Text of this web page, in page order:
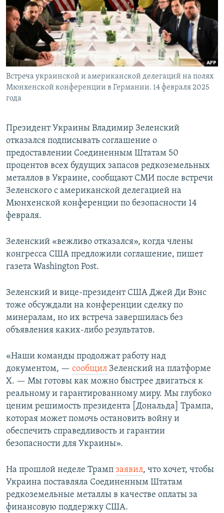
Встреча украинской и американской делегаций на полях
Мюнхенской конференции в Германии. 14 февраля 2025
года
Президент Украины Владимир Зеленский
отказался подписывать соглашение о
предоставлении Соединенным Штатам 50
процентов всех будущих запасов редкоземельных
металлов в Украине, сообщают СМИ после встречи
Зеленского с американской делегацией на
Мюнхенской конференции по безопасности 14
февраля.
Зеленский «вежливо отказался», когда члены
конгресса США предложили соглашение, пишет
газета Washington Post.
Зеленский и вице-президент США Джей Ди Вэнс
тоже обсуждали на конференции сделку по
минералам, но их встреча завершилась без
объявления каких-либо результатов.
«Наши команды продолжат работу над
документом, — сообщил Зеленский на платформе
X. — Мы готовы как можно быстрее двигаться к
реальному и гарантированному миру. Мы глубоко
ценим решимость президента [Дональда] Трампа,
которая может помочь остановить войну и
обеспечить справедливость и гарантии
безопасности для Украины».
На прошлой неделе Трамп заявил, что хочет, чтобы
Украина поставляла Соединенным Штатам
редкоземельные металлы в качестве оплаты за
финансовую поддержку США.